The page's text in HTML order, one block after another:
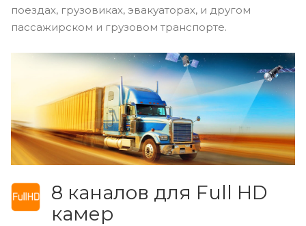
поездах, грузовиках, эвакуаторах, и другом
пассажирском и грузовом транспорте.
8 каналов для Full HD
камер